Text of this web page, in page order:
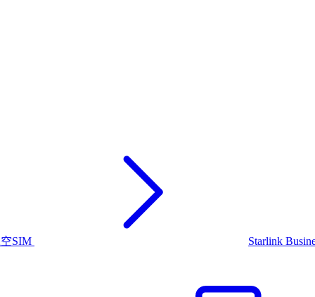
SIM
Starlink